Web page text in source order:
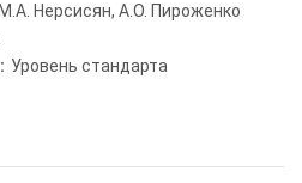
М.А. Нерсисян, А.О. Пироженко
Уровень стандарта